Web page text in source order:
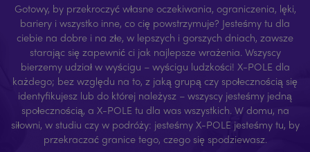
Gotowy, by przekroczyć własne oczekiwania, ograniczenia, lęki,
bariery i wszystko inne, co cię powstrzymuje? Jesteśmy tu dla
ciebie na dobre i na złe, w lepszych i gorszych dniach, zawsze
starając się zapewnić ci jak najlepsze wrażenia. Wszyscy
bierzemy udział w wyścigu – wyścigu ludzkości! X-POLE dla
każdego; bez względu na to, z jaką grupą czy społecznością się
identyfikujesz lub do której należysz – wszyscy jesteśmy jedną
społecznością, a X-POLE tu dla was wszystkich. W domu, na
siłowni, w studiu czy w podróży: jesteśmy X-POLE jesteśmy tu, by
przekraczać granice tego, czego się spodziewasz.